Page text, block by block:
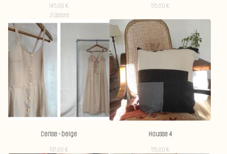
145,00€
3 Options
55,00€
Cerise - beige
137,00€
Housse 4
55,00€